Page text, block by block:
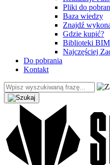
Pliki do
Baza wiedzy
Znajdź
Gdzie kupić?
Biblioteki BIM
Najczęściej
Do pobrania
Kontakt